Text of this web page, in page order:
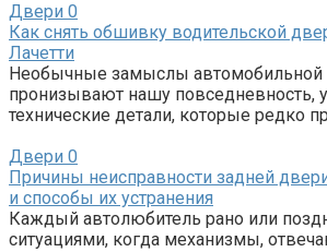
Двери 0
Как снять обшивку водительской
Лачетти
Необычные замыслы автомобильной
пронизывают нашу повседневность,
технические детали, которые редко
Двери 0
Причины неисправности задней
и способы их устранения
Каждый автолюбитель рано или
ситуациями, когда механизмы,